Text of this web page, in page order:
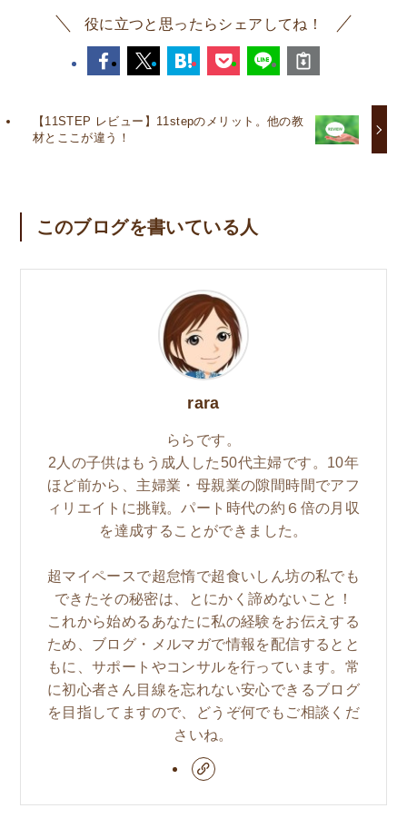
役に立つと思ったらシェアしてね！
【11STEP レビュー】11stepのメリット。他の教
材とここが違う！
このブログを書いている人
rara
ららです。
2人の子供はもう成人した50代主婦です。10年
ほど前から、主婦業・母親業の隙間時間でアフ
ィリエイトに挑戦。パート時代の約６倍の月収
を達成することができました。
超マイペースで超怠惰で超食いしん坊の私でも
できたその秘密は、とにかく諦めないこと！
これから始めるあなたに私の経験をお伝えする
ため、ブログ・メルマガで情報を配信するとと
もに、サポートやコンサルを行っています。常
に初心者さん目線を忘れない安心できるブログ
を目指してますので、どうぞ何でもご相談くだ
さいね。